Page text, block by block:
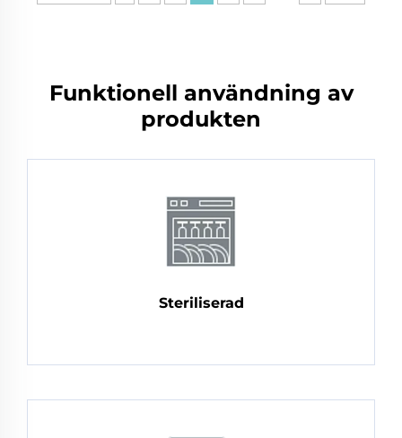
Funktionell användning av
produkten
Steriliserad